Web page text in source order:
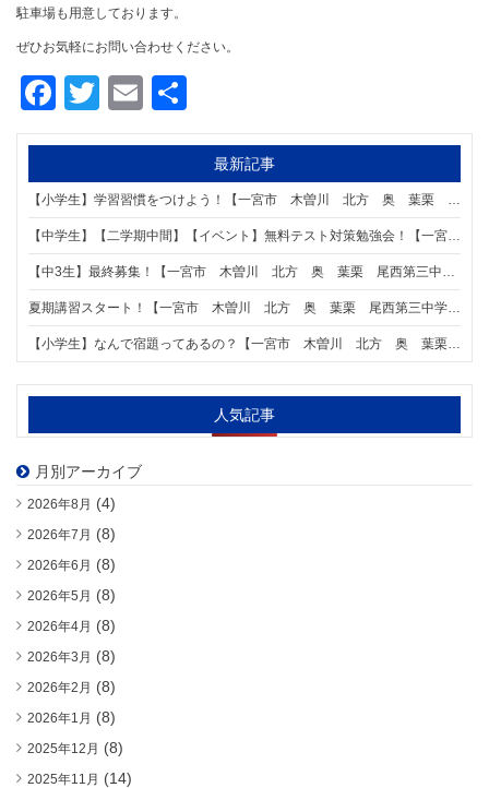
駐車場も用意しております。
ぜひお気軽にお問い合わせください。
Facebook
TwitterEmail
有
最新記事
【小学生】学習習慣をつけよう！【一宮市 木曽川 北方 奥 葉栗 尾西第三中学区の個別指導塾 明海学院 一宮新木曽川駅前校】
【中学生】【二学期中間】【イベント】無料テスト対策勉強会！【一宮市 木曽川 北方 奥 葉栗 尾西第三中学区の個別指導塾 明海学院 一宮新木曽川駅前校】
【中3生】最終募集！【一宮市 木曽川 北方 奥 葉栗 尾西第三中学区の個別指導塾 明海学院 一宮新木曽川駅前校】
夏期講習スタート！【一宮市 木曽川 北方 奥 葉栗 尾西第三中学区の個別指導塾 明海学院 一宮新木曽川駅前校】
【小学生】なんで宿題ってあるの？【一宮市 木曽川 北方 奥 葉栗 尾西第三中学区の個別指導塾 明海学院 一宮新木曽川駅前校】
人気記事
月別アーカイブ
2026年8月 (4)
2026年7月 (8)
2026年6月 (8)
2026年5月 (8)
2026年4月 (8)
2026年3月 (8)
2026年2月 (8)
2026年1月 (8)
2025年12月 (8)
2025年11月 (14)